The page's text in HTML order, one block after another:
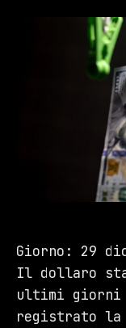
Giorno: 29
Il dollaro
ultimi giorni
registrato la